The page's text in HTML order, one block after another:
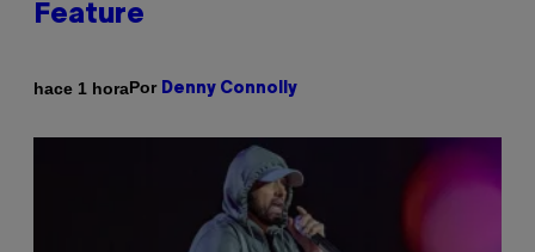
Feature
hace 1 horaPor Denny Connolly